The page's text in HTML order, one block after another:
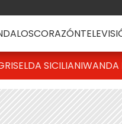
CORAZÓN
SICILIANIWANDA